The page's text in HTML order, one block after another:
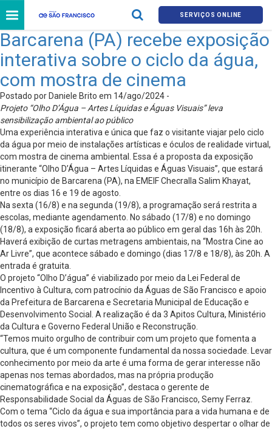
SERVIÇOS ONLINE
Barcarena (PA) recebe exposição
interativa sobre o ciclo da água,
com mostra de cinema
Postado por Daniele Brito em 14/ago/2024 -
Projeto “Olho D’Água – Artes Líquidas e Águas Visuais” leva
sensibilização ambiental ao público
Uma experiência interativa e única que faz o visitante viajar pelo ciclo
da água por meio de instalações artísticas e óculos de realidade virtual,
com mostra de cinema ambiental. Essa é a proposta da exposição
itinerante “Olho D’Água – Artes Líquidas e Águas Visuais”, que estará
no município de Barcarena (PA), na EMEIF Checralla Salim Khayat,
entre os dias 16 e 19 de agosto.
Na sexta (16/8) e na segunda (19/8), a programação será restrita a
escolas, mediante agendamento. No sábado (17/8) e no domingo
(18/8), a exposição ficará aberta ao público em geral das 16h às 20h.
Haverá exibição de curtas metragens ambientais, na “Mostra Cine ao
Ar Livre”, que acontece sábado e domingo (dias 17/8 e 18/8), às 20h. A
entrada é gratuita.
O projeto “Olho D’água” é viabilizado por meio da Lei Federal de
Incentivo à Cultura, com patrocínio da Águas de São Francisco e apoio
da Prefeitura de Barcarena e Secretaria Municipal de Educação e
Desenvolvimento Social. A realização é da 3 Apitos Cultura, Ministério
da Cultura e Governo Federal União e Reconstrução.
“Temos muito orgulho de contribuir com um projeto que fomenta a
cultura, que é um componente fundamental da nossa sociedade. Levar
conhecimento por meio da arte é uma forma de gerar interesse não
apenas nos temas abordados, mas na própria produção
cinematográfica e na exposição”, destaca o gerente de
Responsabilidade Social da Águas de São Francisco, Semy Ferraz.
Com o tema “Ciclo da água e sua importância para a vida humana e de
todos os seres vivos”, o projeto tem como objetivo despertar o olhar de